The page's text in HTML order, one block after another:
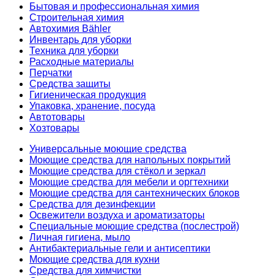
Бытовая и профессиональная химия
Строительная химия
Автохимия Bähler
Инвентарь для уборки
Техника для уборки
Расходные материалы
Перчатки
Средства защиты
Гигиеническая продукция
Упаковка, хранение, посуда
Автотовары
Хозтовары
Универсальные моющие средства
Моющие средства для напольных покрытий
Моющие средства для стёкол и зеркал
Моющие средства для мебели и оргтехники
Моющие средства для сантехнических блоков
Средства для дезинфекции
Освежители воздуха и ароматизаторы
Специальные моющие средства (послестрой)
Личная гигиена, мыло
Антибактериальные гели и антисептики
Моющие средства для кухни
Средства для химчистки